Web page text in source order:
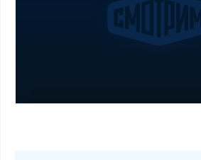
20.10.2025 телепередача, прямой эфир
20.10.2025 онлайн бесплатно,
20.10.2025, смотреть О самом главном